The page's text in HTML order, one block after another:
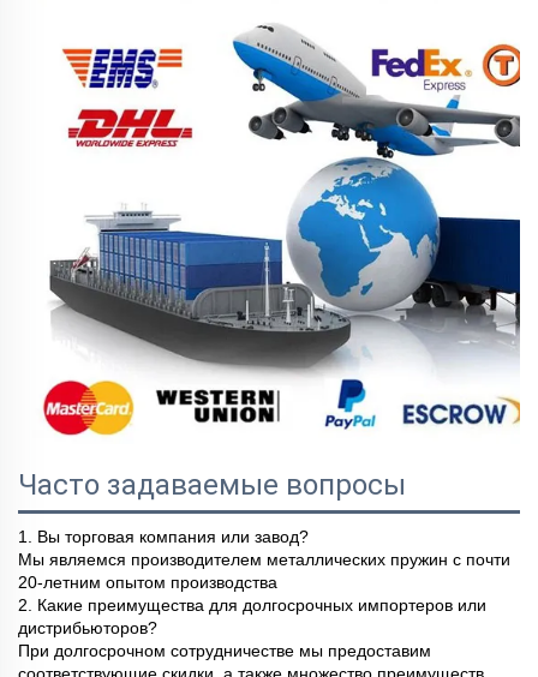
Часто задаваемые вопросы
1. Вы торговая компания или завод?
Мы являемся производителем металлических пружин с почти
20-летним опытом производства
2. Какие преимущества для долгосрочных импортеров или
дистрибьюторов?
При долгосрочном сотрудничестве мы предоставим